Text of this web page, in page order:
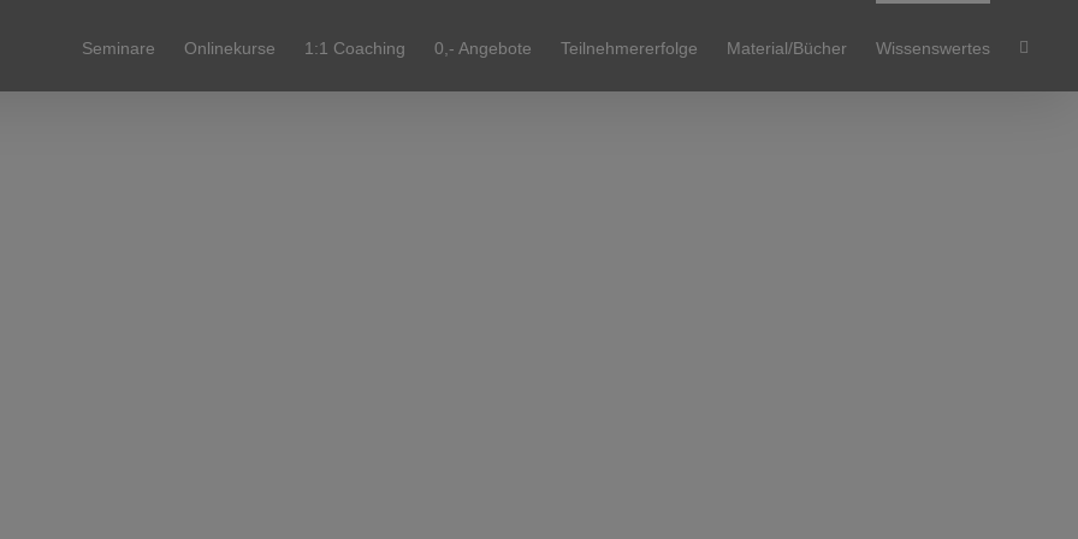
Seminare Onlinekurse 1:1 Coaching 0,- Angebote Teilnehmererfolge Material/Bücher Wissenswertes